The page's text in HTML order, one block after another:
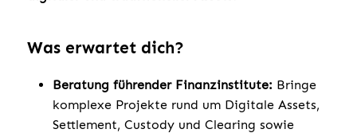
Was erwartet dich?
Beratung führender Finanzinstitute: Bringe
komplexe Projekte rund um Digitale Assets,
Settlement, Custody und Clearing sowie